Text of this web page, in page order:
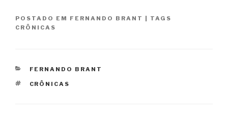
POSTADO EM FERNANDO BRANT | TAGS
CRÔNICAS
CATEGORIAS
FERNANDO BRANT
TAGS
CRÔNICAS